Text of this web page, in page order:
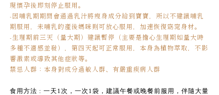
現懷孕後即刻停止服用。
-因哺乳期期間會通過乳汁將瘦身成分給到寶寶，所以不建議哺乳
期服用，未哺乳的產後媽咪則可放心服用，加速恢復窈窕身材。
-生理期前三天（量大期）建議暫停（主要是擔心生理期如量大時
多種不適感並發），第四天起可正常服用，本身為植物萃取，不影
響激素或導致其他症狀等。
禁忌人群：本身對成分過敏人群、有嚴重疾病人群
食用方法 : 一天1次，一次1袋，建議午餐或晚餐前服用，伴隨大量